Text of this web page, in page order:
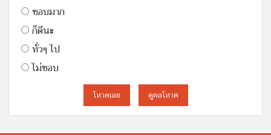
ชอบมาก
ก็ดีนะ
ทั่วๆ ไป
ไม่ชอบ
โหวดเลย ดูผลโหวต